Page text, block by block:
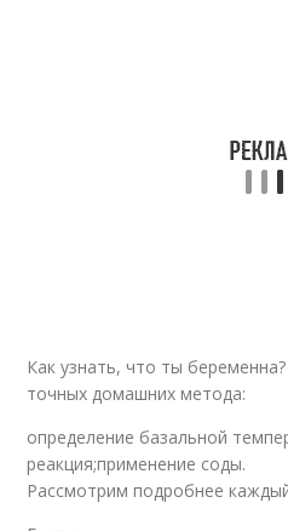
Как узнать, что ты
точных домашних метода:
определение базальной
реакция;применение соды.
Рассмотрим подробнее